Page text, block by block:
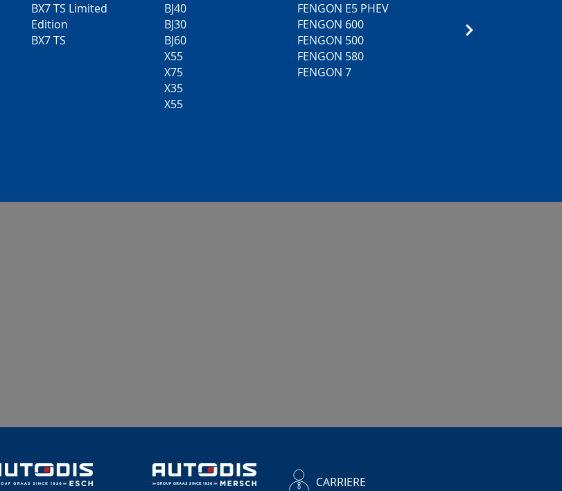
BX7 TS Limited
Edition
BX7 TS
BJ40
BJ30
BJ60
X55
X75
X35
X55
FENGON E5 PHEV
FENGON 600
FENGON 500
FENGON 580
FENGON 7
CARRIERE